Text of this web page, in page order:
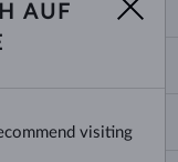
AUF
visiting